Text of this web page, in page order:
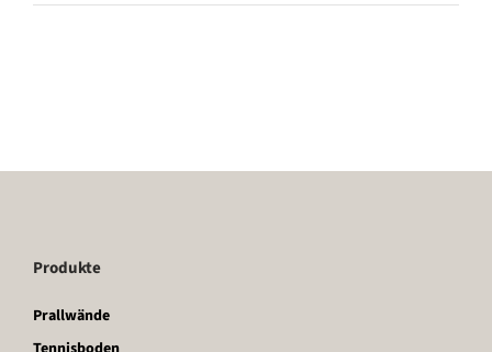
Produkte
Prallwände